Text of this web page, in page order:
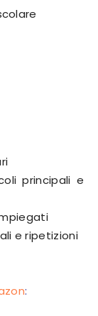
principali e
e ripetizioni
: